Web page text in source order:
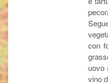
con
uovo
vino